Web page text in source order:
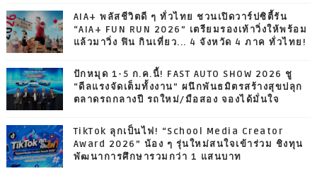
AIA+ พลัสชีวิตดี ๆ ทั่วไทย ชวนเปิดวาร์ปซิตี้รัน
“AIA+ FUN RUN 2026” เตรียมรองเท้าวิ่งให้พร้อม
แล้วมาวิ่ง ฟิน กินเที่ยว... 4 จังหวัด 4 ภาค ทั่วไทย!
ปักหมุด 1-5 ก.ค.นี้! FAST AUTO SHOW 2026 ชู
“ดีลแรงจัดเต็มทั้งงาน” ผนึกพันธมิตรสร้างสุขปลุก
ตลาดรถกลางปี รถใหม่/มือสอง จองได้มั่นใจ
TikTok ลุกเป็นไฟ! “School Media Creator
Award 2026” น้อง ๆ รุ่นใหม่สนใจเข้าร่วม ชิงทุน
พัฒนาการศึกษารวมกว่า 1 แสนบาท